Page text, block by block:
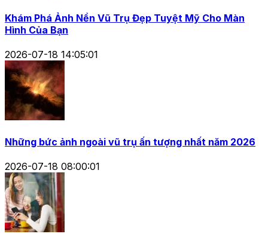
Khám Phá Ảnh Nền Vũ Trụ Đẹp Tuyệt Mỹ Cho Màn
Hình Của Bạn
2026-07-18 14:05:01
Những bức ảnh ngoài vũ trụ ấn tượng nhất năm 2026
2026-07-18 08:00:01